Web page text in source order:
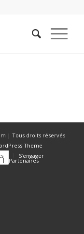
| Tous droits réservés
Theme
S’engager
Partenaires